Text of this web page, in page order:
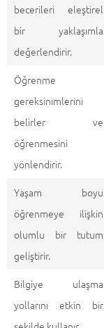
becerileri eleştirel
bir yaklaşımla
değerlendirir.
Öğrenme
gereksinimlerini
belirler ve
öğrenmesini
yönlendirir.
Yaşam boyu
öğrenmeye ilişkin
olumlu bir tutum
geliştirir.
Bilgiye ulaşma
yollarını etkin bir